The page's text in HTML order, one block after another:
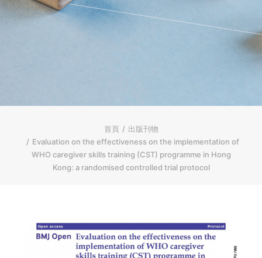
成果效益
首頁
出版刊物
Evaluation on the effectiveness on the implementation of
WHO caregiver skills training (CST) programme in Hong
Kong: a randomised controlled trial protocol